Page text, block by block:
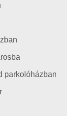
parkolóházban